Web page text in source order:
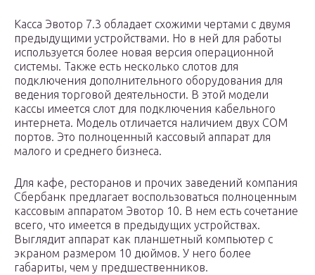
Касса Эвотор 7.3 обладает схожими чертами с двумя
предыдущими устройствами. Но в ней для работы
используется более новая версия операционной
системы. Также есть несколько слотов для
подключения дополнительного оборудования для
ведения торговой деятельности. В этой модели
кассы имеется слот для подключения кабельного
интернета. Модель отличается наличием двух COM
портов. Это полноценный кассовый аппарат для
малого и среднего бизнеса.
Для кафе, ресторанов и прочих заведений компания
Сбербанк предлагает воспользоваться полноценным
кассовым аппаратом Эвотор 10. В нем есть сочетание
всего, что имеется в предыдущих устройствах.
Выглядит аппарат как планшетный компьютер с
экраном размером 10 дюймов. У него более
габариты, чем у предшественников.